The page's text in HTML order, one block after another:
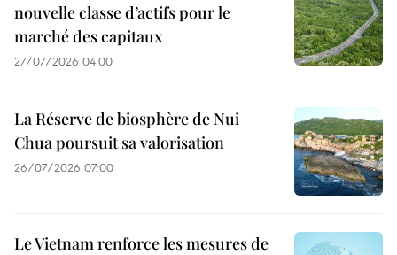
nouvelle classe d’actifs pour le
marché des capitaux
27/07/2026 04:00
La Réserve de biosphère de Nui
Chua poursuit sa valorisation
26/07/2026 07:00
Le Vietnam renforce les mesures de